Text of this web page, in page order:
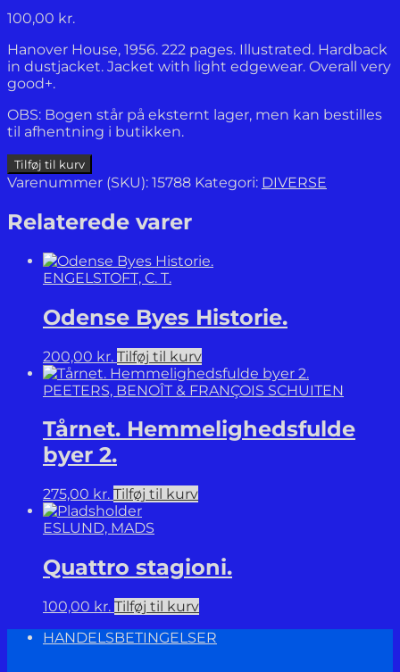
100,00 kr.
Hanover House, 1956. 222 pages. Illustrated. Hardback
in dustjacket. Jacket with light edgewear. Overall very
good+.
OBS: Bogen står på eksternt lager, men kan bestilles
til afhentning i butikken.
What's
New
Magic.
antal
Tilføj til kurv
Varenummer (SKU): 15788 Kategori: DIVERSE
Relaterede varer
ENGELSTOFT, C. T.
Odense Byes Historie.
200,00 kr. Tilføj til kurv
PEETERS, BENOÎT & FRANÇOIS SCHUITEN
Tårnet. Hemmelighedsfulde
byer 2.
275,00 kr. Tilføj til kurv
ESLUND, MADS
Quattro stagioni.
100,00 kr. Tilføj til kurv
HANDELSBETINGELSER